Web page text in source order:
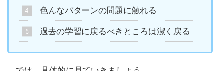
色んなパターンの問題に触れる
過去の学習に戻るべきところは潔く戻る